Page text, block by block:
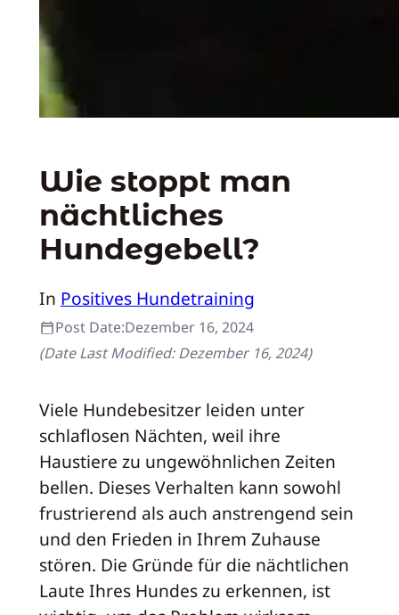
Wie stoppt man
nächtliches
Hundegebell?
In Positives Hundetraining
Post Date:Dezember 16, 2024
(Date Last Modified:Dezember 16, 2024)
Viele Hundebesitzer leiden unter
schlaflosen Nächten, weil ihre
Haustiere zu ungewöhnlichen Zeiten
bellen. Dieses Verhalten kann sowohl
frustrierend als auch anstrengend sein
und den Frieden in Ihrem Zuhause
stören. Die Gründe für die nächtlichen
Laute Ihres Hundes zu erkennen, ist